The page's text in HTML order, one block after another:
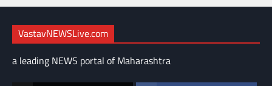
VastavNEWSLive.com
a leading NEWS portal of Maharashtra